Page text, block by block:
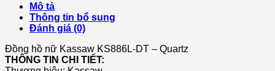
Mô tả
Thông tin bổ sung
Đánh giá (0)
Đồng hồ nữ Kassaw KS886L-DT – Quartz
THÔNG TIN CHI TIẾT: